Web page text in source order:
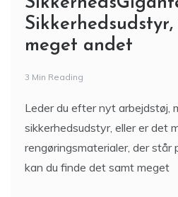
meget andet
3 Min Reading
Leder du efter nyt arbejdstøj,
sikkerhedsudstyr, eller er det
rengøringsmaterialer, der står
kan du finde det samt meget